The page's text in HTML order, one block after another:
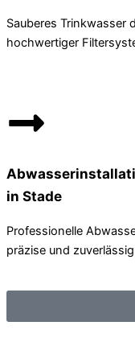
Sauberes Trinkwasser
hochwertiger
in Stade
Professionelle
präzise und